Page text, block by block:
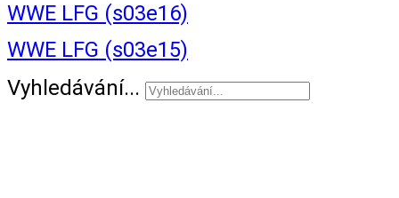
WWE LFG (s03e16)
WWE LFG (s03e15)
Vyhledávání...